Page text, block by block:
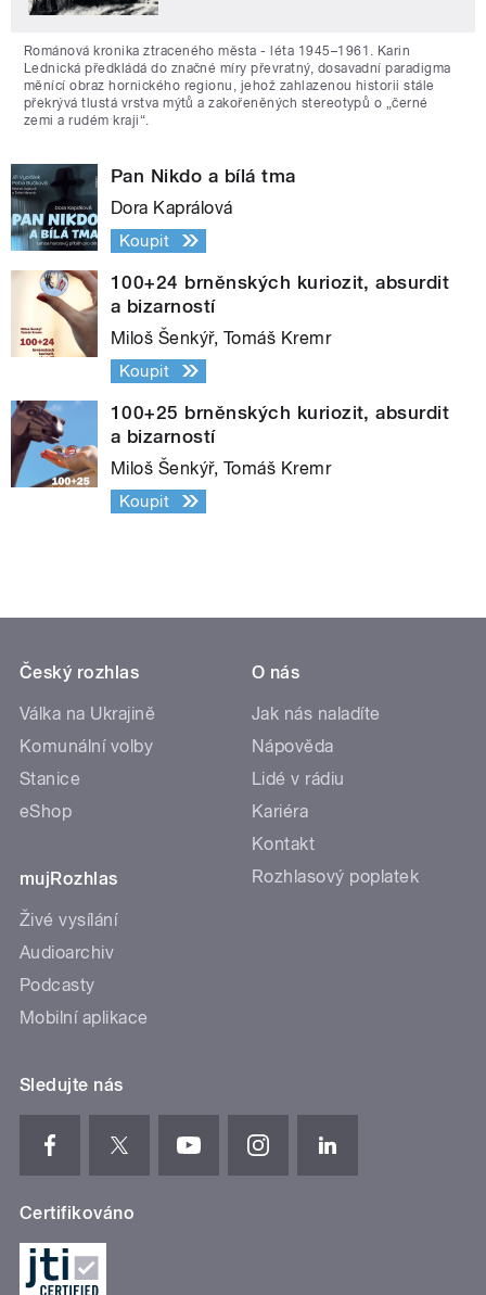
Románová kronika ztraceného města - léta 1945–1961. Karin
Lednická předkládá do značné míry převratný, dosavadní paradigma
měnící obraz hornického regionu, jehož zahlazenou historii stále
překrývá tlustá vrstva mýtů a zakořeněných stereotypů o „černé
zemi a rudém kraji“.
Pan Nikdo a bílá tma
Dora Kaprálová
Koupit
100+24 brněnských kuriozit, absurdit
a bizarností
Miloš Šenkýř, Tomáš Kremr
Koupit
100+25 brněnských kuriozit, absurdit
a bizarností
Miloš Šenkýř, Tomáš Kremr
Koupit
Český rozhlas
Válka na Ukrajině
Komunální volby
Stanice
eShop
mujRozhlas
Živé vysílání
Audioarchiv
Podcasty
Mobilní aplikace
O nás
Jak nás naladíte
Nápověda
Lidé v rádiu
Kariéra
Kontakt
Rozhlasový poplatek
Sledujte nás
Certifikováno